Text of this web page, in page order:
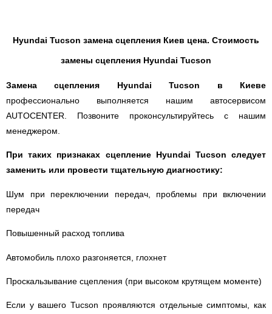
Hyundai Tucson замена сцепления Киев цена. Стоимость
замены сцепления Hyundai Tucson
Замена сцепления Hyundai Tucson в Киеве
профессионально выполняется нашим автосервисом
AUTOCENTER. Позвоните проконсультируйтесь с нашим
менеджером.
При таких признаках сцепление Hyundai Tucson следует
заменить или провести тщательную диагностику:
Шум при переключении передач, проблемы при включении
передач
Повышенный расход топлива
Автомобиль плохо разгоняется, глохнет
Проскальзывание сцепления (при высоком крутящем моменте)
Если у вашего Tucson проявляются отдельные симптомы, как